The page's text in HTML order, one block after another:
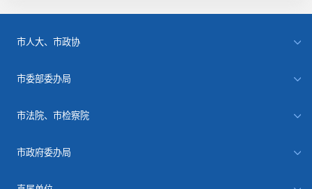
市人大、市政协
市委部委办局
市法院、市检察院
市政府委办局